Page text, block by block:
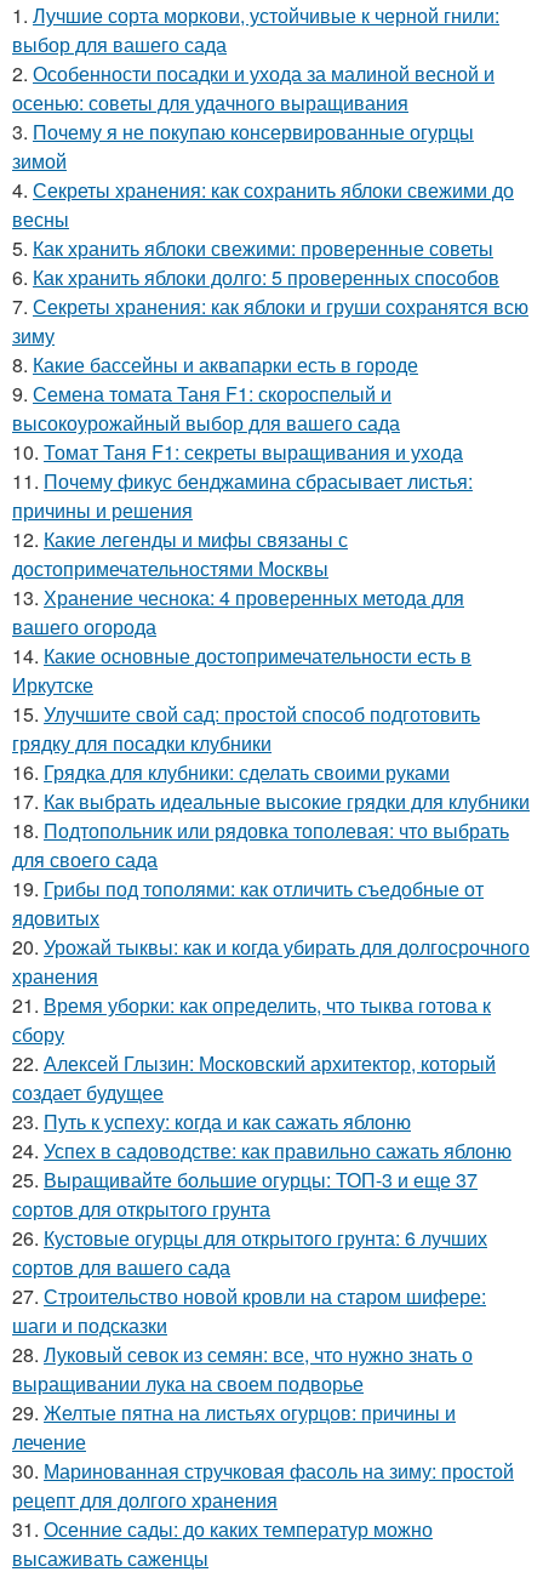
1. Лучшие сорта моркови, устойчивые к черной гнили:
выбор для вашего сада
2. Особенности посадки и ухода за малиной весной и
осенью: советы для удачного выращивания
3. Почему я не покупаю консервированные огурцы
зимой
4. Секреты хранения: как сохранить яблоки свежими до
весны
5. Как хранить яблоки свежими: проверенные советы
6. Как хранить яблоки долго: 5 проверенных способов
7. Секреты хранения: как яблоки и груши сохранятся всю
зиму
8. Какие бассейны и аквапарки есть в городе
9. Семена томата Таня F1: скороспелый и
высокоурожайный выбор для вашего сада
10. Томат Таня F1: секреты выращивания и ухода
11. Почему фикус бенджамина сбрасывает листья:
причины и решения
12. Какие легенды и мифы связаны с
достопримечательностями Москвы
13. Хранение чеснока: 4 проверенных метода для
вашего огорода
14. Какие основные достопримечательности есть в
Иркутске
15. Улучшите свой сад: простой способ подготовить
грядку для посадки клубники
16. Грядка для клубники: сделать своими руками
17. Как выбрать идеальные высокие грядки для клубники
18. Подтопольник или рядовка тополевая: что выбрать
для своего сада
19. Грибы под тополями: как отличить съедобные от
ядовитых
20. Урожай тыквы: как и когда убирать для долгосрочного
хранения
21. Время уборки: как определить, что тыква готова к
сбору
22. Алексей Глызин: Московский архитектор, который
создает будущее
23. Путь к успеху: когда и как сажать яблоню
24. Успех в садоводстве: как правильно сажать яблоню
25. Выращивайте большие огурцы: ТОП-3 и еще 37
сортов для открытого грунта
26. Кустовые огурцы для открытого грунта: 6 лучших
сортов для вашего сада
27. Строительство новой кровли на старом шифере:
шаги и подсказки
28. Луковый севок из семян: все, что нужно знать о
выращивании лука на своем подворье
29. Желтые пятна на листьях огурцов: причины и
лечение
30. Маринованная стручковая фасоль на зиму: простой
рецепт для долгого хранения
31. Осенние сады: до каких температур можно
высаживать саженцы